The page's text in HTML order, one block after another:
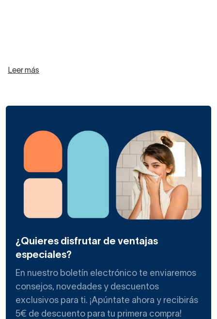
Leer más
¿Quieres disfrutar de ventajas
especiales?
En nuestro boletín electrónico te enviaremos
consejos, novedades y descuentos
exclusivos para ti. ¡Apúntate ahora y recibirás
5€ de descuento para tu primera compra!